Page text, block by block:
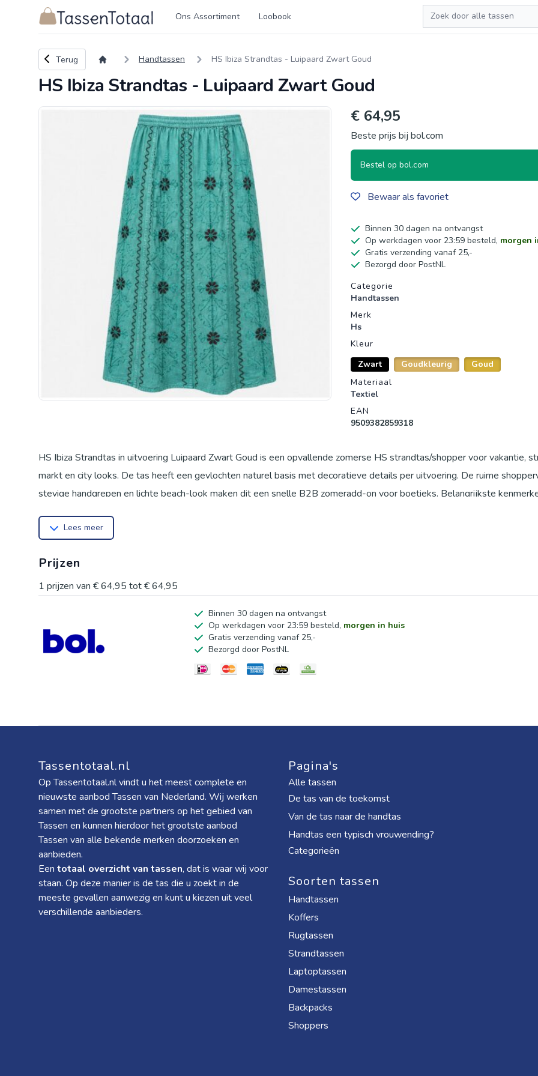
Logo Tassentotaal.nl Ons Assortiment Loobook
Zoeken
Terug naar overzicht
Terug Handtassen HS Ibiza Strandtas - Luipaard Zwart Goud
HS Ibiza Strandtas - Luipaard Zwart Goud
€ 64,95
Beste prijs bij bol.com
Bestel op bol.com
Bewaar als favoriet
Binnen 30 dagen na ontvangst
Op werkdagen voor 23:59 besteld, morgen
Gratis verzending vanaf 25,-
Bezorgd door PostNL
Productgegevens
Categorie
Handtassen
Merk
Hs
Kleur
Zwart
Goudkleurig
Goud
Materiaal
Textiel
EAN
9509382859318
HS Ibiza Strandtas in uitvoering Luipaard Zwart Goud is een opvallende zomerse HS strandtas/shopper voor vakantie,
markt en city looks. De tas heeft een gevlochten naturel basis met decoratieve details per uitvoering. De ruime
stevige handgrepen en lichte beach-look maken dit een snelle B2B zomeradd-on voor boetieks. Belangrijkste
Stevige handgrepen
Geschikt voor strand, vakantie, markt, citytrip en casual outfits
Nieuwe ecommercebeelden: front, side, back, top, model, in-situ en detail
Materiaal: gevlochten stro/raffia look textiel
Inhoud verpakking: 1x strandtas
Reinig voorzichtig met een droge of licht vochtige doek en laat goed drogen. Bewaar schoon en droog.
Lees meer
Prijzen
1 prijzen van € 64,95 tot€ 64,95
Binnen 30 dagen na ontvangst
Op werkdagen voor 23:59 besteld, morgen in huis
Gratis verzending vanaf 25,-
Bezorgd door PostNL
Tassentotaal.nl
Op Tassentotaal.nl vindt u het meest complete en
nieuwste aanbod Tassen van Nederland. Wij werken
samen met de grootste partners op het gebied van
Tassen en kunnen hierdoor het grootste aanbod
Tassen van alle bekende merken doorzoeken en
aanbieden.
Een totaal overzicht van tassen, dat is waar wij voor
staan. Op deze manier is de tas die u zoekt in de
meeste gevallen aanwezig en kunt u kiezen uit veel
verschillende aanbieders.
Pagina's
Alle tassen
De tas van de toekomst
Van de tas naar de handtas
Handtas een typisch vrouwending?
Categorieën
Soorten tassen
Handtassen
Koffers
Rugtassen
Strandtassen
Laptoptassen
Damestassen
Backpacks
Shoppers